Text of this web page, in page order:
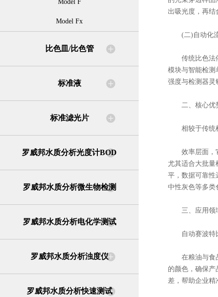
Model F
Model Fx
比色皿/比色管
标准液
标准滤光片
罗威邦水质分析光度计BOD
罗威邦水质分析微生物检测
罗威邦水质分析电化学测试
罗威邦水质分析浊度仪
罗威邦水质分析快速测试
出吸光度，再
(二)自动化流
传统比色法依
模块与智能检测
强度与检测器灵
二、核心优
相较于传统检
效率层面，它
尤其适合大批
平，数据可靠性
中性灰色等多类
三、应用领
自动赛波特比
在粮油与食品
的颜色，确保
差，帮助企业